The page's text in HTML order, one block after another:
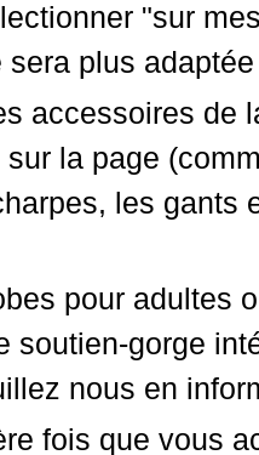
"sur
sera plus
accessoires de
la page
les gants
pour adultes
soutien-gorge
nous en
fois que vous